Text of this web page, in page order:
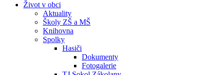
Život v obci
Aktuality
Školy ZŠ a MŠ
Knihovna
Spolky
Hasiči
Dokumenty
Fotogalerie